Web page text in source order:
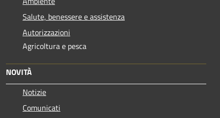
Salute, benessere e assistenza
Autorizzazioni
Agricoltura e pesca
NOVITÀ
Notizie
Comunicati